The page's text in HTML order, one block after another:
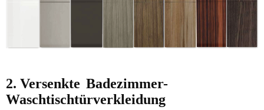
2. Versenkte Badezimmer-
Waschtischtürverkleidung